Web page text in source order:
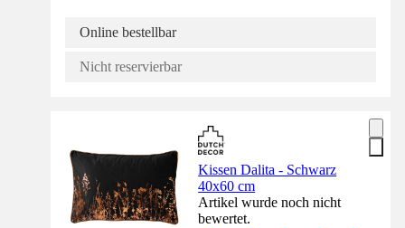
Online bestellbar
Nicht reservierbar
Kissen Dalita - Schwarz
40x60 cm
Artikel wurde noch nicht
bewertet.